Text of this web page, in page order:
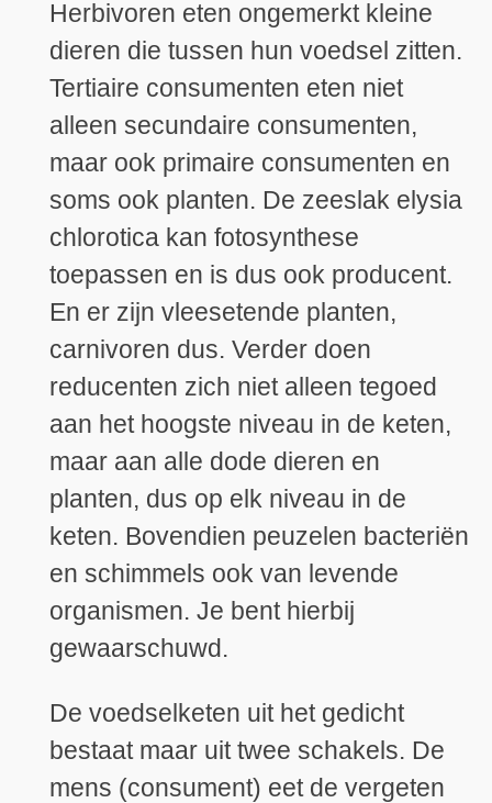
Herbivoren eten ongemerkt kleine
dieren die tussen hun voedsel zitten.
Tertiaire consumenten eten niet
alleen secundaire consumenten,
maar ook primaire consumenten en
soms ook planten. De zeeslak elysia
chlorotica kan fotosynthese
toepassen en is dus ook producent.
En er zijn vleesetende planten,
carnivoren dus. Verder doen
reducenten zich niet alleen tegoed
aan het hoogste niveau in de keten,
maar aan alle dode dieren en
planten, dus op elk niveau in de
keten. Bovendien peuzelen bacteriën
en schimmels ook van levende
organismen. Je bent hierbij
gewaarschuwd.
De voedselketen uit het gedicht
bestaat maar uit twee schakels. De
mens (consument) eet de vergeten